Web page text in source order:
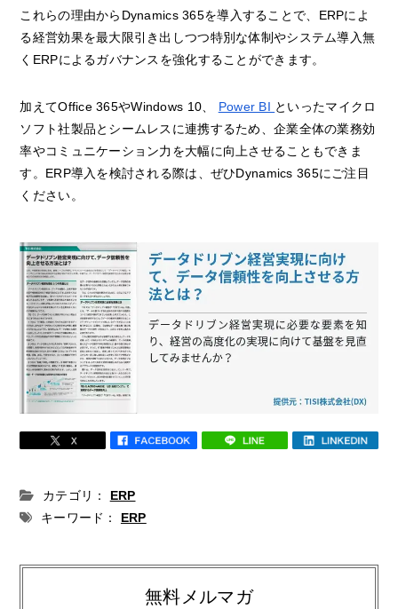
これらの理由からDynamics 365を導入することで、ERPによ
る経営効果を最大限引き出しつつ特別な体制やシステム導入無
くERPによるガバナンスを強化することができます。
加えてOffice 365やWindows 10、 Power BI といったマイクロ
ソフト社製品とシームレスに連携するため、企業全体の業務効
率やコミュニケーション力を大幅に向上させることもできま
す。ERP導入を検討される際は、ぜひDynamics 365にご注目
ください。
カテゴリ：
ERP
キーワード：
ERP
無料メルマガ